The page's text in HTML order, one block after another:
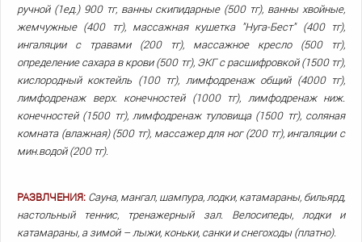
ручной (1ед.) 900 тг, ванны скипидарные (500 тг), ванны хвойные,
жемчужные (400 тг), массажная кушетка "Нуга-Бест" (400 тг),
ингаляции с травами (200 тг), массажное кресло (500 тг),
определение сахара в крови (500 тг), ЭКГ с расшифровкой (1500 тг),
кислородный коктейль (100 тг), лимфодренаж общий (4000 тг),
лимфодренаж верх. конечностей (1000 тг), лимфодренаж ниж.
конечностей (1500 тг), лимфодренаж туловища (1500 тг), соляная
комната (влажная) (500 тг), массажер для ног (200 тг), ингаляции с
мин.водой (200 тг).
РАЗВЛЧЕНИЯ: Сауна, мангал, шампура, лодки, катамараны, бильярд,
настольный теннис, тренажерный зал. Велосипеды, лодки и
катамараны, а зимой – лыжи, коньки, санки и снегоходы (платно).